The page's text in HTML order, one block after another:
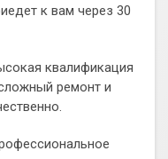
к вам через 30
квалификация
ремонт и